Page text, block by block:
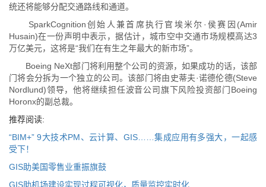
统还将能够分配交通路线和通道。
SparkCognition创始人兼首席执行官埃米尔·侯赛因(Amir
Husain)在一份声明中表示，据估计，城市空中交通市场规模高达3
万亿美元，这将是“我们在有生之年最大的新市场”。
Boeing NeXt部门将利用整个公司的资源，如果成功的话，该部
门将会分拆为一个独立的公司。该部门将由史蒂夫·诺德伦德(Steve
Nordlund)领导，他将继续担任波音公司旗下风险投资部门Boeing
Horonx的副总裁。
推荐阅读:
“BIM+” 9大技术PM、云计算、GIS……集成应用有多强大，一起感
受下！
GIS助美国零售业重振旗鼓
GIS助机场建设实现过程可视化，质量监控实时化